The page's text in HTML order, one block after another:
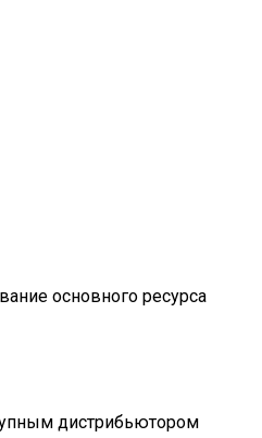
основного ресурса
дистрибьютором